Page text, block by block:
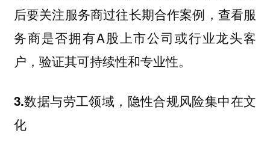
后要关注服务商过往长期合作案例 ，查看服
务商是否拥有A股上市公司或行业龙头客
户，验证其可持续性和专业性。
3.数据与劳工领域，隐性合规风险集中在文
化